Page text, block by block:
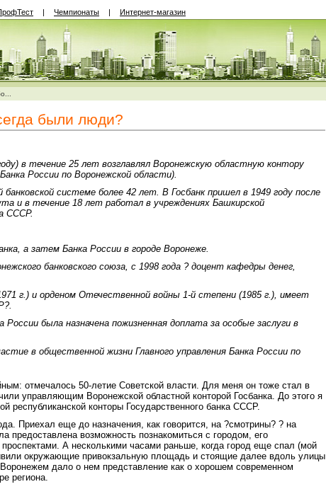
| Чемпионаты | Интернет-магазин
были люди?
в течение 25 лет возглавлял Воронежскую областную контору
России по Воронежской области).
системе более 42 лет. В Госбанк пришел в 1949 году после
и в течение 18 лет работал в учреждениях Башкирской
СССР.
а затем Банка России в городе Воронеже.
банковского союза, с 1998 года ? доцент кафедры денег,
г.) и орденом Отечественной войны 1-й степени (1985 г.), имеет
была назначена пожизненная доплата за особые заслуги в
в общественной жизни Главного управления Банка России по
отмечалось 50-летие Советской власти. Для меня он тоже стал в
управляющим Воронежской областной конторой Госбанка. До этого я
республиканской конторы Государственного банка СССР.
Приехал еще до назначения, как говорится, на ?смотрины? ? на
предоставлена возможность познакомиться с городом, его
А несколькими часами раньше, когда город еще спал (мой
окружающие привокзальную площадь и стоящие далее вдоль улицы
дало о нем представление как о хорошем современном
региона.